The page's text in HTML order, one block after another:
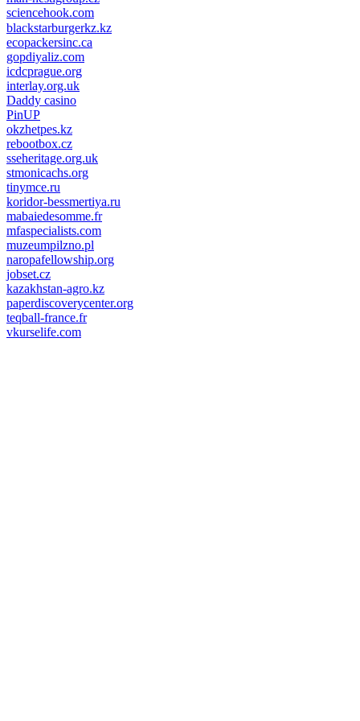
sciencehook.com
олимп казино
blackstarburgerkz.kz
ecopackersinc.ca
gopdiyaliz.com
icdcprague.org
interlay.org.uk
Daddy casino
PinUP
okzhetpes.kz
rebootbox.cz
sseheritage.org.uk
stmonicachs.org
tinymce.ru
koridor-bessmertiya.ru
mabaiedesomme.fr
mfaspecialists.com
muzeumpilzno.pl
naropafellowship.org
jobset.cz
kazakhstan-agro.kz
paperdiscoverycenter.org
teqball-france.fr
vkurselife.com